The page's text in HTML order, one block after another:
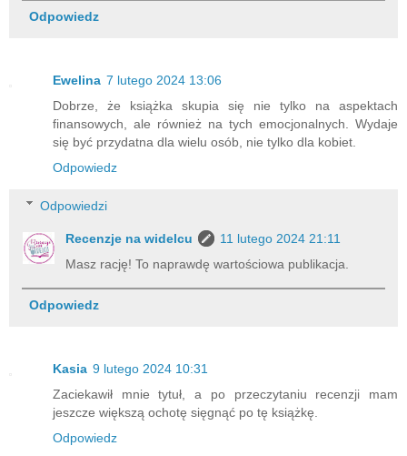
Odpowiedz
Ewelina 7 lutego 2024 13:06
Dobrze, że książka skupia się nie tylko na aspektach
finansowych, ale również na tych emocjonalnych. Wydaje
się być przydatna dla wielu osób, nie tylko dla kobiet.
Odpowiedz
Odpowiedzi
Recenzje na widelcu
11 lutego 2024 21:11
Masz rację! To naprawdę wartościowa publikacja.
Odpowiedz
Kasia 9 lutego 2024 10:31
Zaciekawił mnie tytuł, a po przeczytaniu recenzji mam
jeszcze większą ochotę sięgnąć po tę książkę.
Odpowiedz